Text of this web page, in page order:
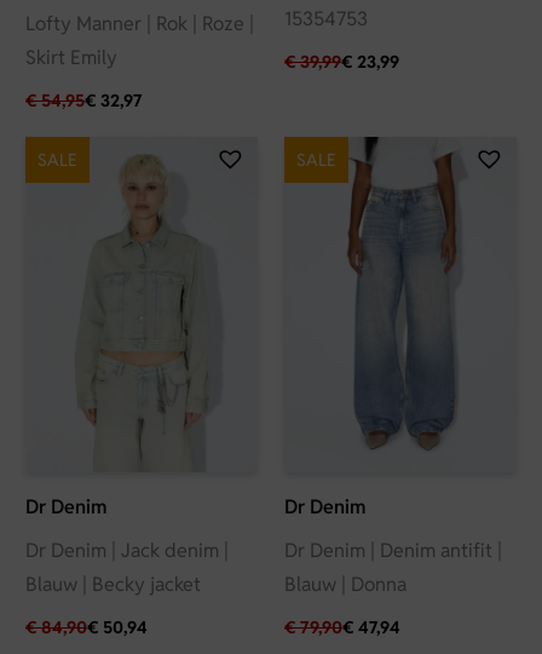
Lofty Manner | Rok | Roze |
Skirt Emily
€54,95€ 32,97
15354753
€39,99€ 23,99
Dr Denim
SALE
Dr Denim | Jack denim |
Blauw | Becky jacket
€84,90€ 50,94
Dr Denim
SALE
Dr Denim | Denim antifit |
Blauw | Donna
€79,90€ 47,94